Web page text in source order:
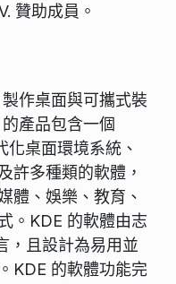
贊助成員。
作桌面與可攜式裝
產品包含一個
桌面環境系統、
許多種類的軟體，
體、娛樂、教育、
。KDE 的軟體由志
，且設計為易用並
KDE 的軟體功能完